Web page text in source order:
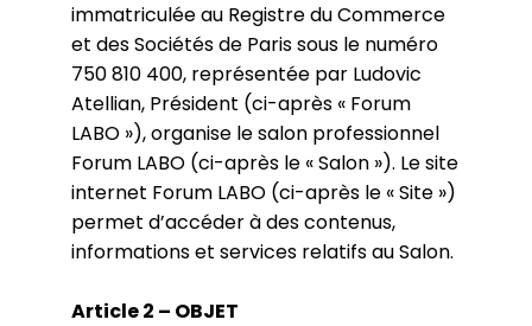
immatriculée au Registre du Commerce
et des Sociétés de Paris sous le numéro
750 810 400, représentée par Ludovic
Atellian, Président (ci-après « Forum
LABO »), organise le salon professionnel
Forum LABO (ci-après le « Salon »). Le site
internet Forum LABO (ci-après le « Site »)
permet d’accéder à des contenus,
informations et services relatifs au Salon.
Article 2 – OBJET